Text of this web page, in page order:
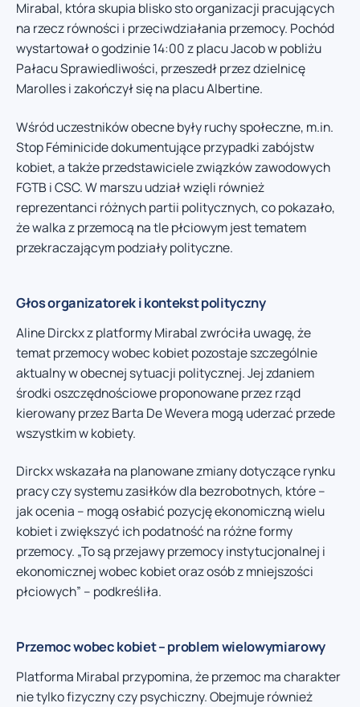
Mirabal, która skupia blisko sto organizacji pracujących
na rzecz równości i przeciwdziałania przemocy. Pochód
wystartował o godzinie 14:00 z placu Jacob w pobliżu
Pałacu Sprawiedliwości, przeszedł przez dzielnicę
Marolles i zakończył się na placu Albertine.
Wśród uczestników obecne były ruchy społeczne, m.in.
Stop Féminicide dokumentujące przypadki zabójstw
kobiet, a także przedstawiciele związków zawodowych
FGTB i CSC. W marszu udział wzięli również
reprezentanci różnych partii politycznych, co pokazało,
że walka z przemocą na tle płciowym jest tematem
przekraczającym podziały polityczne.
Głos organizatorek i kontekst polityczny
Aline Dirckx z platformy Mirabal zwróciła uwagę, że
temat przemocy wobec kobiet pozostaje szczególnie
aktualny w obecnej sytuacji politycznej. Jej zdaniem
środki oszczędnościowe proponowane przez rząd
kierowany przez Barta De Wevera mogą uderzać przede
wszystkim w kobiety.
Dirckx wskazała na planowane zmiany dotyczące rynku
pracy czy systemu zasiłków dla bezrobotnych, które –
jak ocenia – mogą osłabić pozycję ekonomiczną wielu
kobiet i zwiększyć ich podatność na różne formy
przemocy. „To są przejawy przemocy instytucjonalnej i
ekonomicznej wobec kobiet oraz osób z mniejszości
płciowych” – podkreśliła.
Przemoc wobec kobiet – problem wielowymiarowy
Platforma Mirabal przypomina, że przemoc ma charakter
nie tylko fizyczny czy psychiczny. Obejmuje również